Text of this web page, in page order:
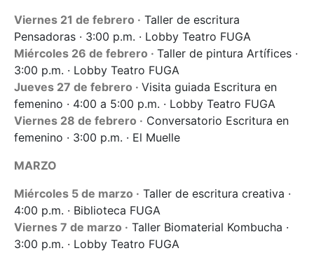
Viernes 21 de febrero · Taller de escritura
Pensadoras · 3:00 p.m. · Lobby Teatro FUGA
Miércoles 26 de febrero · Taller de pintura Artífices ·
3:00 p.m. · Lobby Teatro FUGA
Jueves 27 de febrero · Visita guiada Escritura en
femenino · 4:00 a 5:00 p.m. · Lobby Teatro FUGA
Viernes 28 de febrero · Conversatorio Escritura en
femenino · 3:00 p.m. · El Muelle
MARZO
Miércoles 5 de marzo · Taller de escritura creativa ·
4:00 p.m. · Biblioteca FUGA
Viernes 7 de marzo · Taller Biomaterial Kombucha ·
3:00 p.m. · Lobby Teatro FUGA